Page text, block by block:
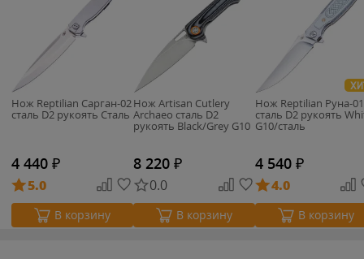
Нож Reptilian Сарган-02
сталь D2 рукоять Сталь
4 440 ₽
5.0
В корзину
Нож Artisan Cutlery
Archaeo сталь D2
рукоять Black/Grey G10
8 220 ₽
0.0
В корзину
Нож Reptilian Руна-01
сталь D2 рукоять
G10/сталь
4 540 ₽
4.0
В корзину